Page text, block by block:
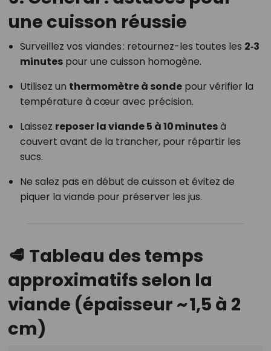
une cuisson réussie
Surveillez vos viandes : retournez-les toutes les 2‑3
minutespour une cuisson homogène.
Utilisez un thermomètre à sondepour vérifier la
température à cœur avec précision.
Laissez reposer la viande 5 à 10 minutesà
couvert avant de la trancher, pour répartir les
sucs.
Ne salez pas en début de cuisson et évitez de
piquer la viande pour préserver les jus.
🥩 Tableau des temps
approximatifs selon la
viande (épaisseur ~ 1,5 à 2
cm)